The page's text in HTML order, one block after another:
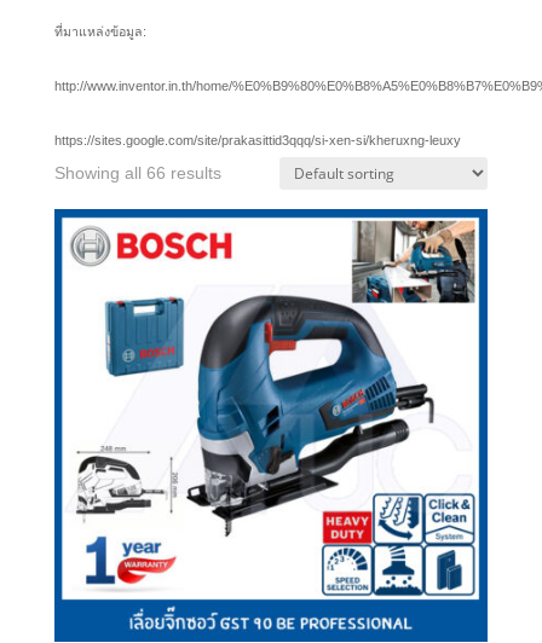
ที่มาแหล่งข้อมูล:
http://www.inventor.in.th/home/
https://sites.google.com/site/prakasittid3qqq/si-xen-si/kheruxng-leuxy
Showing all 66 results